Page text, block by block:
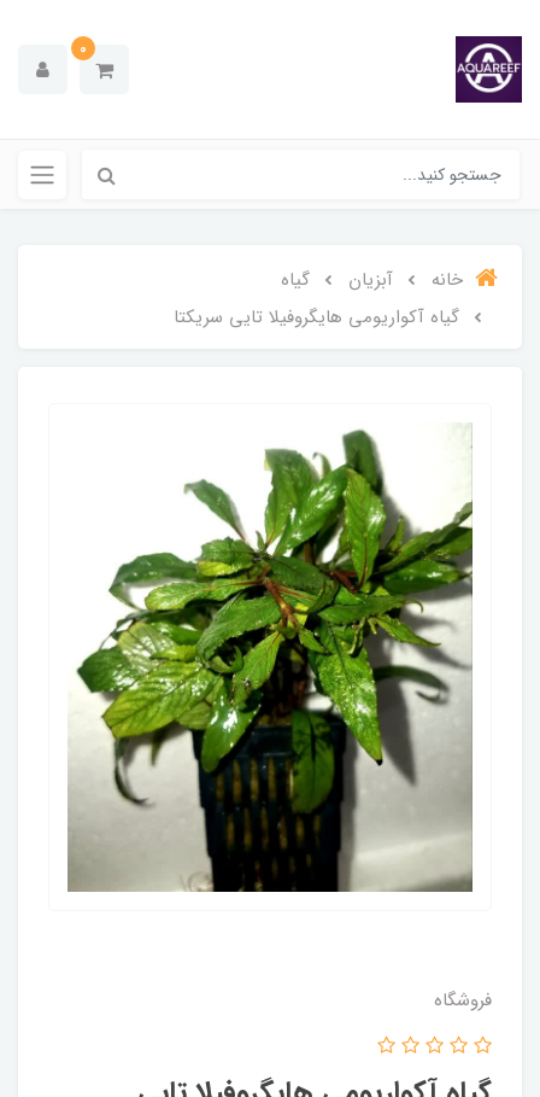
0
خانه آبزیان
گیاه
گیاه آکواریومی هایگروفیلا تایی سریکتا
فروشگاه